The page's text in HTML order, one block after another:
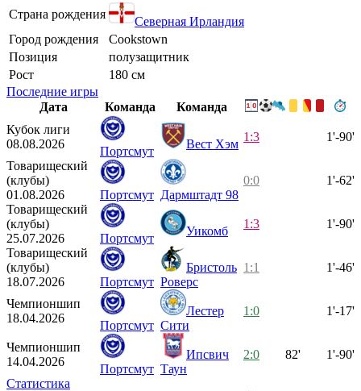
Страна рождения
Северная Ирландия
Город рождения
Cookstown
Позиция
полузащитник
Рост
180 см
Последние игры
Дата
Команда
Команда
Кубок лиги
08.08.2026
Портсмут
Вест Хэм
1:3 1'-90'
Товарищеский
(клубы)
01.08.2026
Портсмут Дармштадт 98
0:0 1'-62'
Товарищеский
(клубы)
25.07.2026
Портсмут
Уикомб
1:3 1'-90'
Товарищеский
(клубы)
18.07.2026
Портсмут
Бристоль
Роверс
1:1 1'-46'
Чемпионшип
18.04.2026
Портсмут
Лестер
Сити
1:0 1'-17'
Чемпионшип
14.04.2026
Портсмут
Ипсвич
Таун
2:0 82' 1'-90'
Статистика